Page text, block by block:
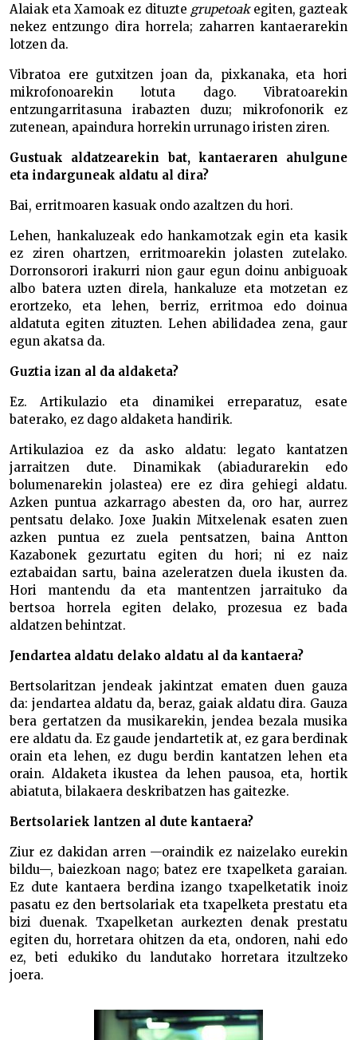
Alaiak eta Xamoak ez dituzte grupetoakegiten, gazteak
nekez entzungo dira horrela; zaharren kantaerarekin
lotzen da.
Vibratoa ere gutxitzen joan da, pixkanaka, eta hori
mikrofonoarekin lotuta dago. Vibratoarekin
entzungarritasuna irabazten duzu; mikrofonorik ez
zutenean, apaindura horrekin urrunago iristen ziren.
Gustuak aldatzearekin bat, kantaeraren ahulgune
eta indarguneak aldatu al dira?
Bai, erritmoaren kasuak ondo azaltzen du hori.
Lehen, hankaluzeak edo hankamotzak egin eta kasik
ez ziren ohartzen, erritmoarekin jolasten zutelako.
Dorronsorori irakurri nion gaur egun doinu anbiguoak
albo batera uzten direla, hankaluze eta motzetan ez
erortzeko, eta lehen, berriz, erritmoa edo doinua
aldatuta egiten zituzten. Lehen abilidadea zena, gaur
egun akatsa da.
Guztia izan al da aldaketa?
Ez. Artikulazio eta dinamikei erreparatuz, esate
baterako, ez dago aldaketa handirik.
Artikulazioa ez da asko aldatu: legato kantatzen
jarraitzen dute. Dinamikak (abiadurarekin edo
bolumenarekin jolastea) ere ez dira gehiegi aldatu.
Azken puntua azkarrago abesten da, oro har, aurrez
pentsatu delako. Joxe Juakin Mitxelenak esaten zuen
azken puntua ez zuela pentsatzen, baina Antton
Kazabonek gezurtatu egiten du hori; ni ez naiz
eztabaidan sartu, baina azeleratzen duela ikusten da.
Hori mantendu da eta mantentzen jarraituko da
bertsoa horrela egiten delako, prozesua ez bada
aldatzen behintzat.
Jendartea aldatu delako aldatu al da kantaera?
Bertsolaritzan jendeak jakintzat ematen duen gauza
da: jendartea aldatu da, beraz, gaiak aldatu dira. Gauza
bera gertatzen da musikarekin, jendea bezala musika
ere aldatu da. Ez gaude jendartetik at, ez gara berdinak
orain eta lehen, ez dugu berdin kantatzen lehen eta
orain. Aldaketa ikustea da lehen pausoa, eta, hortik
abiatuta, bilakaera deskribatzen has gaitezke.
Bertsolariek lantzen al dute kantaera?
Ziur ez dakidan arren —oraindik ez naizelako eurekin
bildu—, baiezkoan nago; batez ere txapelketa garaian.
Ez dute kantaera berdina izango txapelketatik inoiz
pasatu ez den bertsolariak eta txapelketa prestatu eta
bizi duenak. Txapelketan aurkezten denak prestatu
egiten du, horretara ohitzen da eta, ondoren, nahi edo
ez, beti edukiko du landutako horretara itzultzeko
joera.